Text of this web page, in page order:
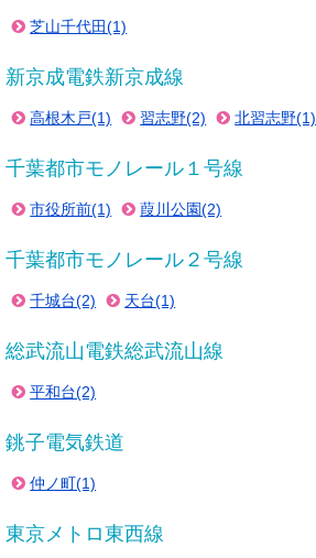
芝山千代田(1)
新京成電鉄新京成線
高根木戸(1) 習志野(2) 北習志野(1)
千葉都市モノレール１号線
市役所前(1) 葭川公園(2)
千葉都市モノレール２号線
千城台(2) 天台(1)
総武流山電鉄総武流山線
平和台(2)
銚子電気鉄道
仲ノ町(1)
東京メトロ東西線